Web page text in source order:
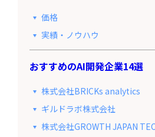
価格
実績・ノウハウ
おすすめのAI開発企業14選
株式会社BRICKs analytics
ギルドラボ株式会社
株式会社GROWTH JAPAN